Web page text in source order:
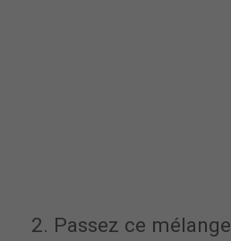
2. Passez ce mélange